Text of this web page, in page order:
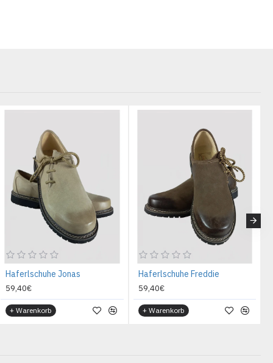
Haferlschuhe Jonas
59,40€
+ Warenkorb
Haferlschuhe Freddie
59,40€
+ Warenkorb